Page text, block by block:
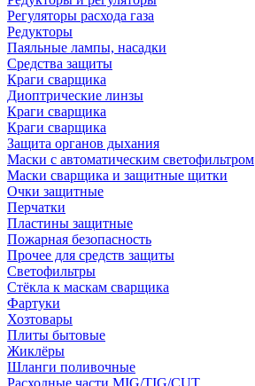
Регуляторы расхода газа
Редукторы
Паяльные лампы, насадки
Средства защиты
Краги сварщика
Диоптрические линзы
Краги сварщика
Краги сварщика
Защита органов дыхания
Маски с автоматическим светофильтром
Маски сварщика и защитные щитки
Очки защитные
Перчатки
Пластины защитные
Пожарная безопасность
Прочее для средств защиты
Светофильтры
Стёкла к маскам сварщика
Фартуки
Хозтовары
Плиты бытовые
Жиклёры
Шланги поливочные
Расходные части MIG/TIG/CUT